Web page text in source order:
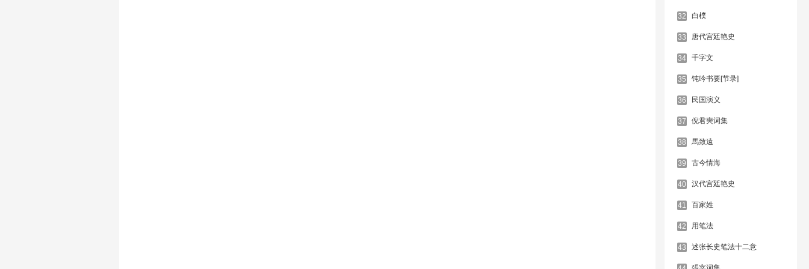
32 白樸
33 唐代宫廷艳史
34 千字文
35 钝吟书要[节录]
36 民国演义
37 倪君奭词集
38 馬致遠
39 古今情海
40 汉代宫廷艳史
41 百家姓
42 用笔法
43 述张长史笔法十二意